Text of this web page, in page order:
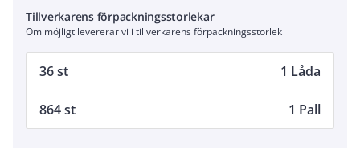
Tillverkarens förpackningsstorlekar
Om möjligt levererar vi i tillverkarens förpackningsstorlek
36 st 1 Låda
864 st 1 Pall